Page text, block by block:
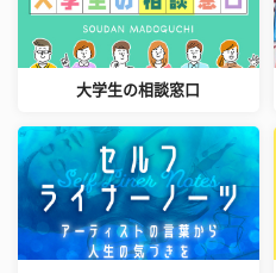
大学生の相談窓口